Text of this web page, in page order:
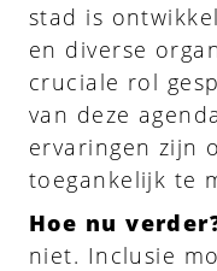
stad is
en diverse
cruciale rol
van deze
ervaringen zijn
toegankelijk te
Hoe nu
niet. Inclusie